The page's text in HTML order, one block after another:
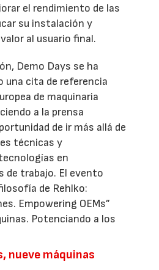
el rendimiento de las
su instalación y
al usuario final.
Demo Days se ha
una cita de referencia
de maquinaria
a la prensa
de ir más allá de
técnicas y
en
de trabajo. El evento
de Rehlko:
Empowering OEMs”
Potenciando a los
nueve máquinas